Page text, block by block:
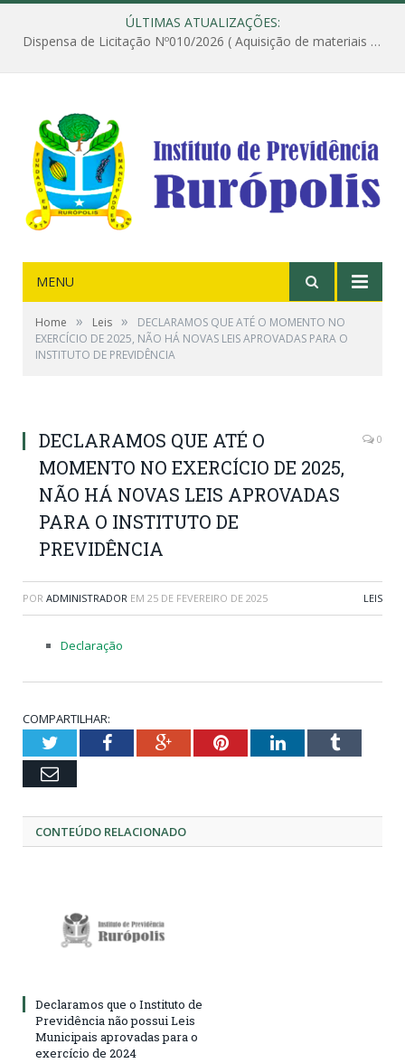
ÚLTIMAS ATUALIZAÇÕES:
Dispensa de Licitação Nº010/2026 ( Aquisição de materiais de construção destinados à execução dos serviços de instalação de janela, com a correspondente recomposição da parede, e construção de calçada nas dependências do Instituto de Previdência do Município de Rurópolis )
MENU
Home » Leis »
DECLARAMOS QUE ATÉ O MOMENTO NO
EXERCÍCIO DE 2025, NÃO HÁ NOVAS LEIS APROVADAS PARA O
INSTITUTO DE PREVIDÊNCIA
DECLARAMOS QUE ATÉ O
MOMENTO NO EXERCÍCIO DE 2025,
NÃO HÁ NOVAS LEIS APROVADAS
PARA O INSTITUTO DE
PREVIDÊNCIA
0
POR ADMINISTRADOR EM 25 DE FEVEREIRO DE 2025 LEIS
Declaração
COMPARTILHAR:
TwitterFacebookGoogle+PinterestLinkedInTumblr
Email
CONTEÚDO RELACIONADO
Declaramos que o Instituto de
Previdência não possui Leis
Municipais aprovadas para o
exercício de 2024